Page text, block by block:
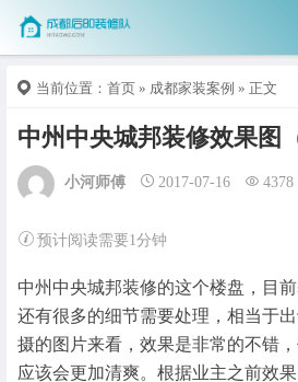
当前位置： 首页 » 成都家装案例 » 正文
中州中央城邦装修效果图
小河师傅 2017-07-16 4378
预计阅读需要1分钟
中州中央城邦装修的这个楼盘，目
还有很多的细节需要处理，相当于
摄的图片来看，效果是非常的不错
应该会更加清爽。根据业主之前效